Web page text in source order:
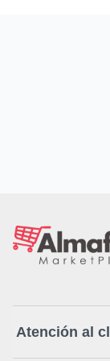
Atención al